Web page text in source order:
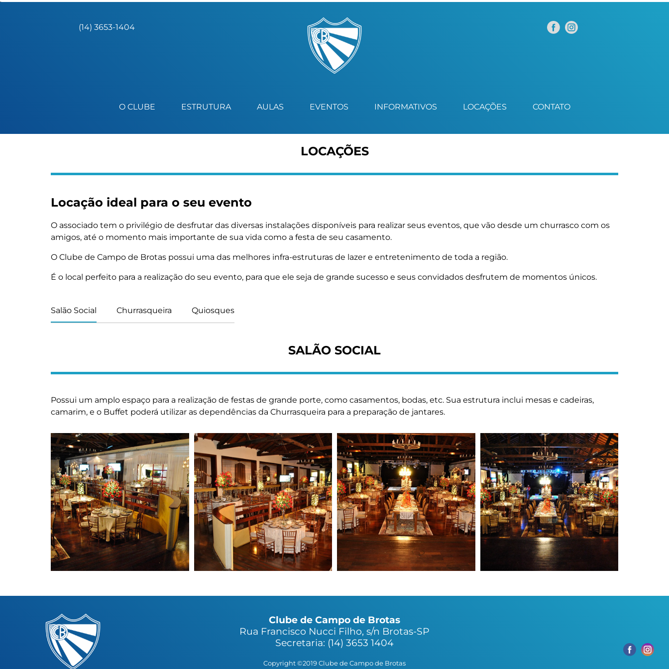
);
(14) 3653-1404
O CLUBE ESTRUTURA AULAS EVENTOS INFORMATIVOS LOCAÇÕES CONTATO
LOCAÇÕES
Locação ideal para o seu evento
O associado tem o privilégio de desfrutar das diversas instalações disponíveis para realizar seus eventos, que vão desde um churrasco com os
amigos, até o momento mais importante de sua vida como a festa de seu casamento.
O Clube de Campo de Brotas possui uma das melhores infra-estruturas de lazer e entretenimento de toda a região.
É o local perfeito para a realização do seu evento, para que ele seja de grande sucesso e seus convidados desfrutem de momentos únicos.
Salão Social Churrasqueira Quiosques
SALÃO SOCIAL
Possui um amplo espaço para a realização de festas de grande porte, como casamentos, bodas, etc. Sua estrutura inclui mesas e cadeiras,
camarim, e o Buffet poderá utilizar as dependências da Churrasqueira para a preparação de jantares.
Clube de Campo de Brotas
Rua Francisco Nucci Filho, s/n Brotas-SP
Secretaria: (14) 3653 1404
Copyright ©2019 Clube de Campo de Brotas